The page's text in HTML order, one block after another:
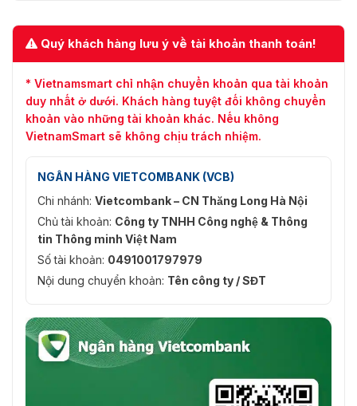
Quý khách hàng lưu ý về tài khoản thanh toán!
* Vietnamsmart chỉ nhận chuyển khoản qua tài khoản
duy nhất ở dưới. Khách hàng tuyệt đối không chuyển
khoản vào những tài khoản khác. Nếu không
VietnamSmart sẽ không chịu trách nhiệm.
NGÂN HÀNG VIETCOMBANK (VCB)
Chi nhánh: Vietcombank – CN Thăng Long Hà Nội
Chủ tài khoản: Công ty TNHH Công nghệ & Thông
tin Thông minh Việt Nam
Số tài khoản: 0491001797979
Nội dung chuyển khoản: Tên công ty / SĐT